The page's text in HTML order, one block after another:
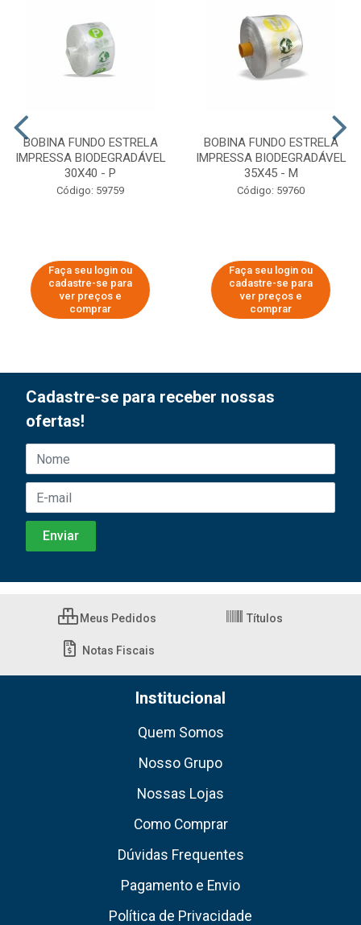
BOBINA FUNDO ESTRELA
IMPRESSA BIODEGRADÁVEL
30X40 - P
Código: 59759
Faça seu login ou
cadastre-se para
ver preços e
comprar
BOBINA FUNDO ESTRELA
IMPRESSA BIODEGRADÁVEL
35X45 - M
Código: 59760
Faça seu login ou
cadastre-se para
ver preços e
comprar
Cadastre-se para receber nossas
ofertas!
Meus Pedidos Títulos
Notas Fiscais
Institucional
Quem Somos
Nosso Grupo
Nossas Lojas
Como Comprar
Dúvidas Frequentes
Pagamento e Envio
Política de Privacidade